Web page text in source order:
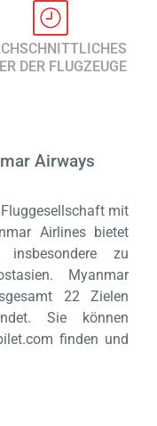
DER FLUGZEUGE
Airways
mit
Airlines bietet
insbesondere zu
Myanmar
22 Zielen
Sie können
finden und